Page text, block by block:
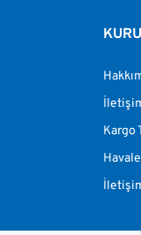
Kargo